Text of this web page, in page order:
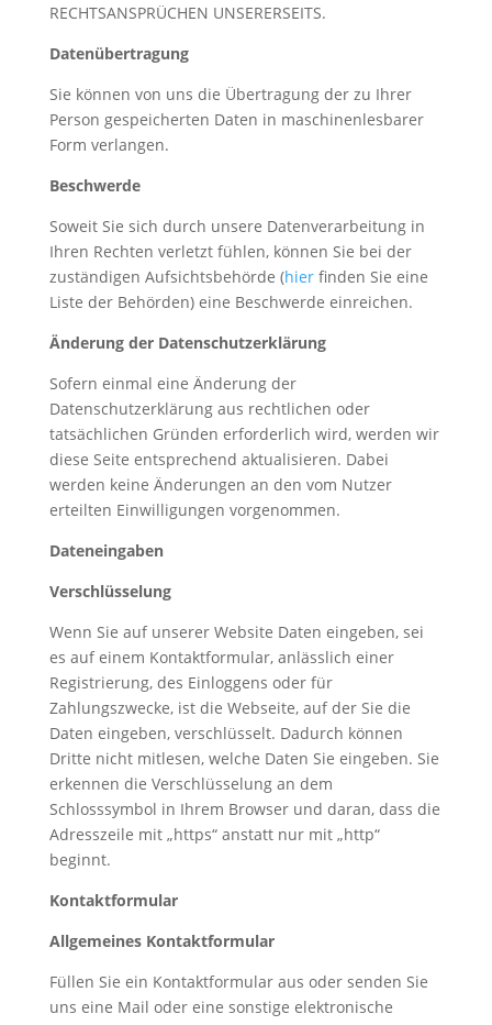
RECHTSANSPRÜCHEN UNSERERSEITS.
Datenübertragung
Sie können von uns die Übertragung der zu Ihrer
Person gespeicherten Daten in maschinenlesbarer
Form verlangen.
Beschwerde
Soweit Sie sich durch unsere Datenverarbeitung in
Ihren Rechten verletzt fühlen, können Sie bei der
zuständigen Aufsichtsbehörde (hierfinden Sie eine
Liste der Behörden) eine Beschwerde einreichen.
Änderung der Datenschutzerklärung
Sofern einmal eine Änderung der
Datenschutzerklärung aus rechtlichen oder
tatsächlichen Gründen erforderlich wird, werden wir
diese Seite entsprechend aktualisieren. Dabei
werden keine Änderungen an den vom Nutzer
erteilten Einwilligungen vorgenommen.
Dateneingaben
Verschlüsselung
Wenn Sie auf unserer Website Daten eingeben, sei
es auf einem Kontaktformular, anlässlich einer
Registrierung, des Einloggens oder für
Zahlungszwecke, ist die Webseite, auf der Sie die
Daten eingeben, verschlüsselt. Dadurch können
Dritte nicht mitlesen, welche Daten Sie eingeben. Sie
erkennen die Verschlüsselung an dem
Schlosssymbol in Ihrem Browser und daran, dass die
Adresszeile mit „https“ anstatt nur mit „http“
beginnt.
Kontaktformular
Allgemeines Kontaktformular
Füllen Sie ein Kontaktformular aus oder senden Sie
uns eine Mail oder eine sonstige elektronische